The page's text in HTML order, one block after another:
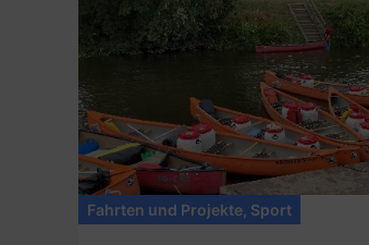
Fahrten und Projekte Sport